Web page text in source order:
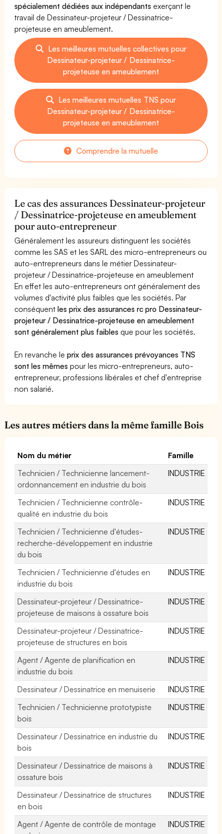
spécialement dédiées aux indépendants exerçant le
travail de Dessinateur-projeteur / Dessinatrice-
projeteuse en ameublement.
Les meilleures mutuelles collectives pour
Dessinateur-projeteur / Dessinatrice-
projeteuse en ameublement
Les meilleures mutuelles TNS pour
Dessinateur-projeteur / Dessinatrice-
projeteuse en ameublement
Comprendre la mutuelle
Le cas des assurances Dessinateur-projeteur
/ Dessinatrice-projeteuse en ameublement
pour auto-entrepreneur
Généralement les assureurs distinguent les sociétés
comme les SAS et les SARL des micro-entrepreneurs ou
auto-entrepreneurs dans le métier Dessinateur-
projeteur / Dessinatrice-projeteuse en ameublement
En effet les auto-entrepreneurs ont généralement des
volumes d'activité plus faibles que les sociétés. Par
conséquentles prix des assurances rc pro Dessinateur-
projeteur / Dessinatrice-projeteuse en ameublement
sont généralement plus faibles que pour les sociétés.
En revanche leprix des assurances prévoyances TNS
sont les mêmes pour les micro-entrepreneurs, auto-
entrepreneur, professions libérales et chef d'entreprise
non salarié.
Les autres métiers dans la même famille Bois
Nom du métier
Famille
Technicien / Technicienne lancement-
ordonnancement en industrie du bois
INDUSTRIE
Technicien / Technicienne contrôle-
qualité en industrie du bois
INDUSTRIE
Technicien / Technicienne d'études-
recherche-développement en industrie
du bois
INDUSTRIE
Technicien / Technicienne d'études en
industrie du bois
INDUSTRIE
Dessinateur-projeteur / Dessinatrice-
projeteuse de maisons à ossature bois
INDUSTRIE
Dessinateur-projeteur / Dessinatrice-
projeteuse de structures en bois
INDUSTRIE
Agent / Agente de planification en
industrie du bois
INDUSTRIE
Dessinateur / Dessinatrice en menuiserie
INDUSTRIE
Technicien / Technicienne prototypiste
bois
INDUSTRIE
Dessinateur / Dessinatrice en industrie du
bois
INDUSTRIE
Dessinateur / Dessinatrice de maisons à
ossature bois
INDUSTRIE
Dessinateur / Dessinatrice de structures
en bois
INDUSTRIE
Agent / Agente de contrôle de montage
INDUSTRIE